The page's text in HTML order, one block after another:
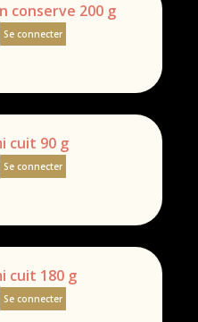
conserve 200 g
Se connecter
cuit 90 g
Se connecter
cuit 180 g
Se connecter